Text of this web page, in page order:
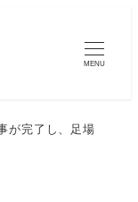
MENU
が完了し、足場